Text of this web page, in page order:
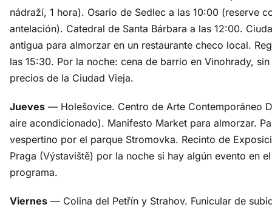
nádraží, 1 hora). Osario de Sedlec a las 10:00 (reserve
antelación). Catedral de Santa Bárbara a las 12:00.
antigua para almorzar en un restaurante checo local.
las 15:30. Por la noche: cena de barrio en Vinohrady,
precios de la Ciudad Vieja.
Jueves — Holešovice. Centro de Arte Contemporáneo
aire acondicionado). Manifesto Market para almorzar.
vespertino por el parque Stromovka. Recinto de
Praga (Výstaviště) por la noche si hay algún evento en el
programa.
Viernes — Colina del Petřín y Strahov. Funicular de